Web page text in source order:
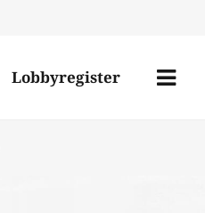
Lobbyregister
Menü